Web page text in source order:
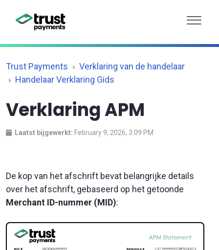
Trust Payments
Verklaring van de handelaar
Handelaar Verklaring Gids
Verklaring APM
Laatst bijgewerkt: February 9, 2026, 3:09 PM
De kop van het afschrift bevat belangrijke details
over het afschrift, gebaseerd op het getoonde
Merchant ID-nummer (MID):